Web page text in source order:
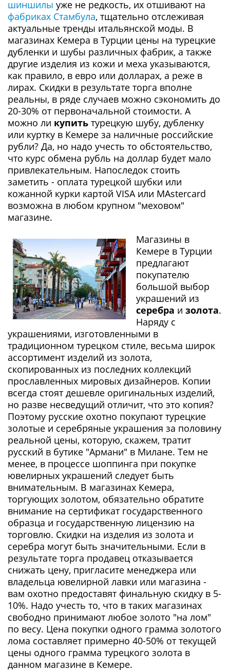
шиншилы уже не редкость, их отшивают на
фабриках Стамбула, тщательно отслеживая
актуальные тренды итальянской моды. В
магазинах Кемера в Турции цены на турецкие
дубленки и шубы различных фабрик, а также
другие изделия из кожи и меха указываются,
как правило, в евро или долларах, а реже в
лирах. Скидки в результате торга вполне
реальны, в ряде случаев можно сэкономить до
20-30% от первоначальной стоимости. А
можно ли купить турецкую шубу, дубленку
или куртку в Кемере за наличные российские
рубли? Да, но надо учесть то обстоятельство,
что курс обмена рубль на доллар будет мало
привлекательным. Напоследок стоить
заметить - оплата турецкой шубки или
кожанной курки картой VISA или MAstercard
возможна в любом крупном "меховом"
магазине.
Магазины в
Кемере в Турции
предлагают
покупателю
большой выбор
украшений из
серебра и золота.
Наряду с
украшениями, изготовленными в
традиционном турецком стиле, весьма широк
ассортимент изделий из золота,
скопированных из последних коллекций
прославленных мировых дизайнеров. Копии
всегда стоят дешевле оригинальных изделий,
но разве несведущий отличит, что это копия?
Поэтому русские охотно покупают турецкие
золотые и серебряные украшения за половину
реальной цены, которую, скажем, тратит
русский в бутике "Армани" в Милане. Тем не
менее, в процессе шоппинга при покупке
ювелирных украшений следует быть
внимательным. В магазинах Кемера,
торгующих золотом, обязательно обратите
внимание на сертификат государственного
образца и государственную лицензию на
торговлю. Скидки на изделия из золота и
серебра могут быть значительными. Если в
результате торга продавец отказывается
снижать цену, пригласите менеджера или
владельца ювелирной лавки или магазина -
вам охотно предоставят финальную скидку в 5-
10%. Надо учесть то, что в таких магазинах
свободно принимают любое золото "на лом"
по весу. Цена покупки одного грамма золотого
лома составляет примерно 40-50% от текущей
цены одного грамма турецкого золота в
данном магазине в Кемере.